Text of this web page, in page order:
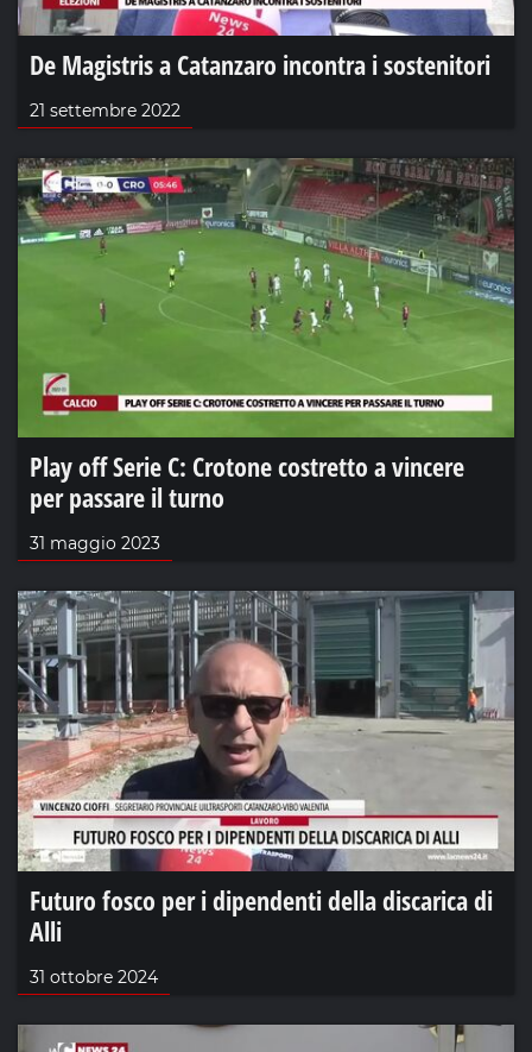
De Magistris a Catanzaro incontra i sostenitori
21 settembre 2022
Play off Serie C: Crotone costretto a vincere
per passare il turno
31 maggio 2023
Futuro fosco per i dipendenti della discarica di
Alli
31 ottobre 2024